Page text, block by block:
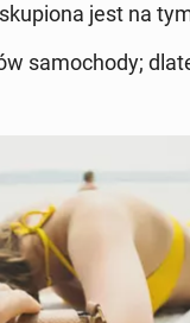
jest na
sa­mo­cho­dy;